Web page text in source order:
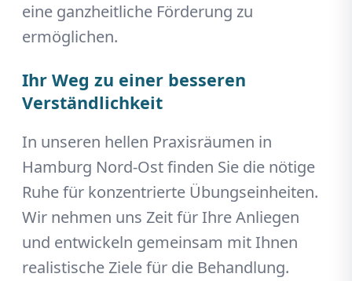
eine ganzheitliche Förderung zu
ermöglichen.
Ihr Weg zu einer besseren
Verständlichkeit
In unseren hellen Praxisräumen in
Hamburg Nord-Ost finden Sie die nötige
Ruhe für konzentrierte Übungseinheiten.
Wir nehmen uns Zeit für Ihre Anliegen
und entwickeln gemeinsam mit Ihnen
realistische Ziele für die Behandlung.